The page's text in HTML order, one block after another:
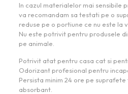
In cazul materialelor mai sensibile
va recomandam sa testati pe o
reduse pe o portiune ce nu este la
Nu este potrivit pentru produsele
pe animale.
Potrivit atat pentru casa cat si
Odorizant profesional pentru
Persista minim 24 ore pe
absorbant.